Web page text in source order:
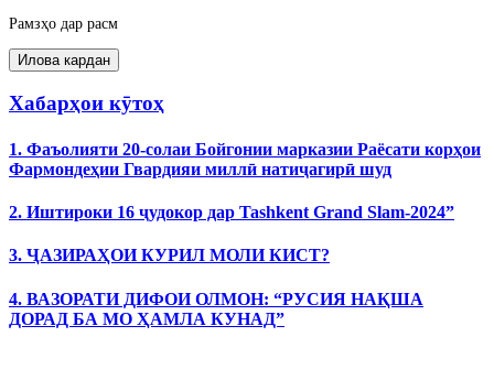
Рамзҳо дар расм
Хабарҳои кӯтоҳ
1. Фаъолияти 20-солаи Бойгонии марказии Раёсати корҳои
Фармондеҳии Гвардияи миллӣ натиҷагирӣ шуд
2. Иштироки 16 ҷудокор дар Tashkent Grand Slam-2024”
3. ҶАЗИРАҲОИ КУРИЛ МОЛИ КИСТ?
4. ВАЗОРАТИ ДИФОИ ОЛМОН: “РУСИЯ НАҚША
ДОРАД БА МО ҲАМЛА КУНАД”